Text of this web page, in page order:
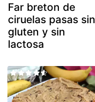
Far breton de
ciruelas pasas sin
gluten y sin
lactosa